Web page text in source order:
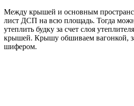
Между крышей и основным
лист ДСП на всю площадь. Тогда
утеплить будку за счет слоя
крышей. Крышу обшиваем вагонкой,
шифером.